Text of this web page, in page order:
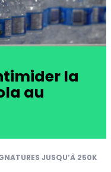
la
au
JUSQU’À 250K